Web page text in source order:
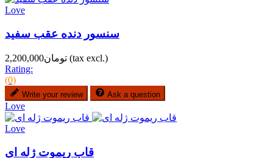
Love
سنسور دنده عقب سفید
تومان2,200,000 (tax excl.)
Rating:
(0)
Write your review Ask a question
Love
Love
قاب ریموت ژله ای